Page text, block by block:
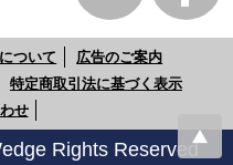
ついて
広告のご案内
特定商取引法に基づく表示
せ
Rights Reserved